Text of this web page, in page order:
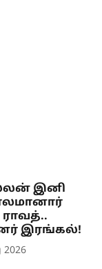
இனி
ராவத்..
இரங்கல்!
2026